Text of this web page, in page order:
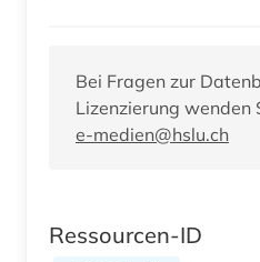
Bei Fragen zur
Lizenzierung wenden
e-medien@hslu.ch
Ressourcen-ID